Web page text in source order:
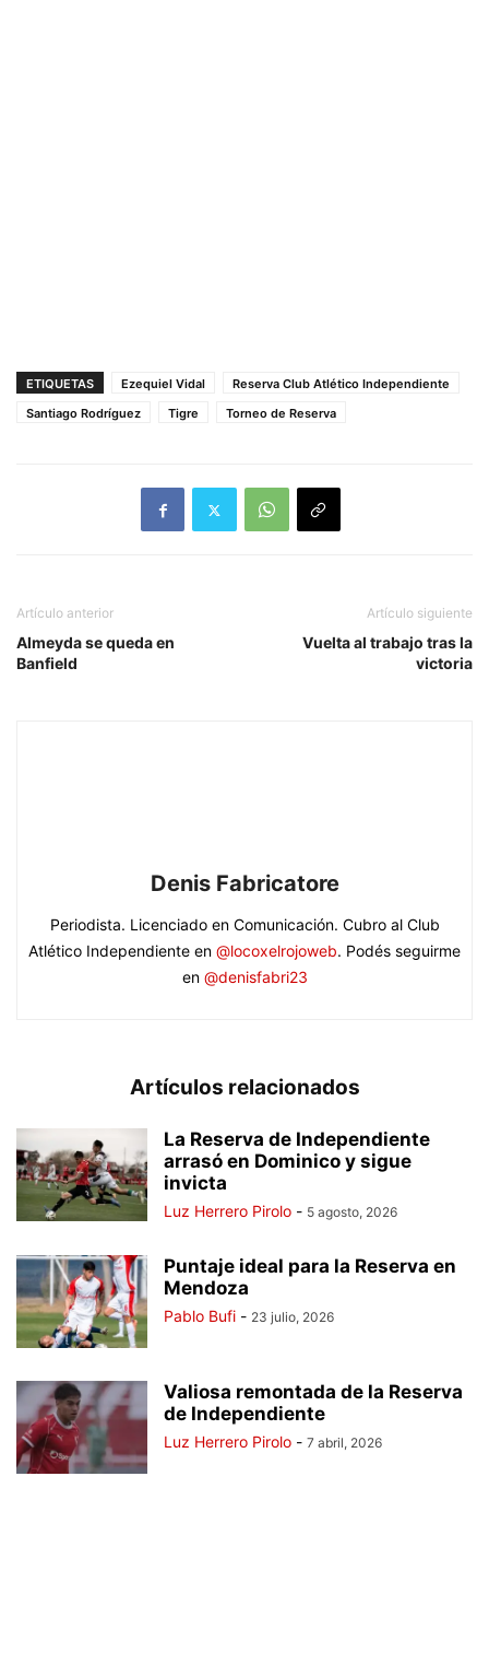
ETIQUETAS Ezequiel Vidal
Reserva Club Atlético Independiente
Santiago Rodríguez
Tigre Torneo de Reserva
Artículo anterior
Almeyda se queda en
Banfield
Artículo siguiente
Vuelta al trabajo tras la
victoria
Denis Fabricatore
Periodista. Licenciado en Comunicación. Cubro al Club
Atlético Independiente en @locoxelrojoweb. Podés seguirme
en @denisfabri23
Artículos relacionados
La Reserva de Independiente
arrasó en Dominico y sigue
invicta
Luz Herrero Pirolo - 5 agosto, 2026
Puntaje ideal para la Reserva en
Mendoza
Pablo Bufi - 23 julio, 2026
Valiosa remontada de la Reserva
de Independiente
Luz Herrero Pirolo - 7 abril, 2026